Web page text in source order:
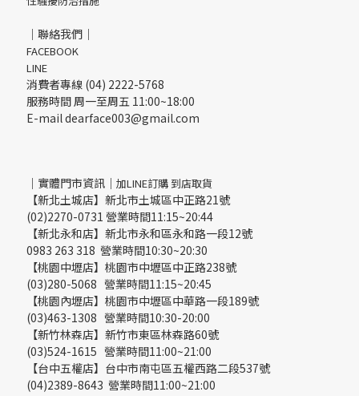
｜聯絡我們｜
FACEBOOK
LINE
消費者專線 (04) 2222-5768
服務時間 周一至周五 11:00~18:00
E-mail dearface003@gmail.com
｜實體門市資訊｜ 加LINE訂購 到店取貨
【新北土城店】新北市土城區中正路21號
(02)2270-0731 營業時間11:15~20:44
【新北永和店】新北市永和區永和路一段12號
0983 263 318 營業時間10:30~20:30
【桃園中壢店】桃園市中壢區中正路238號
(03)280-5068 營業時間11:15~20:45
【桃園內壢店】桃園市中壢區中華路一段189號
(03)463-1308 營業時間10:30-20:00
【新竹林森店】新竹市東區林森路60號
(03)524-1615 營業時間11:00~21:00
【台中五權店】台中市南屯區五權西路二段537號
(04)2389-8643 營業時間11:00~21:00